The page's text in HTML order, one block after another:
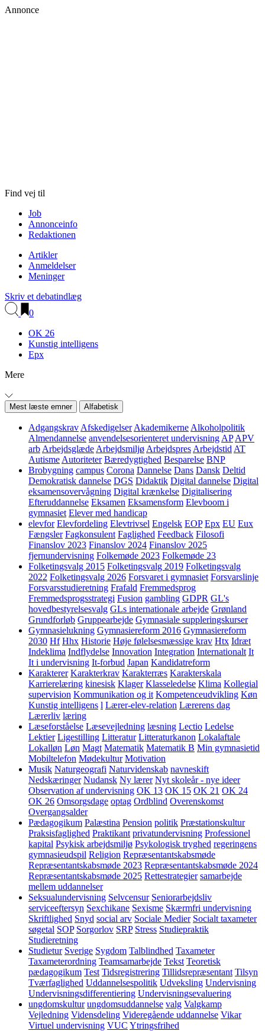
Annonce
Find vej til
Job
Annonceinfo
Redaktionen
Artikler
Anmeldelser
Meninger
Skriv et debatindlæg
0
OK 26
Kunstig intelligens
Epx
Mere
Mest læste emner Alfabetisk
Adgangskrav Afskedigelser Akademikerne Alkoholpolitik
Almendannelse anvendelsesorienteret undervisning AP APV
arb Arbejdsglæde Arbejdsmiljø Arbejdspres Arbejdstid AT
Autisme Autoriteter Bæredygtighed Besparelse BNP
Brobygning campus Corona Dannelse Dans Dansk Deltid
Demokratisk dannelse DGS Didaktik Digital dannelse Digital
eksamensovervågning Digital krænkelse Digitalisering
Efteruddannelse Eksamen Eksamensform Elevboom i
gymnasiet Elever med handicap
elevfor Elevfordeling Elevtrivsel Engelsk EOP Epx EU Eux
Fængsler Fagkonsulent Faglighed Feedback Filosofi
Finanslov 2023 Finanslov 2024 Finanslov 2025
fjernundervisning Folkemøde 2023 Folkemøde 23
Folketingsvalg 2015 Folketingsvalg 2019 Folketingsvalg
2022 Folketingsvalg 2026 Forsvaret i gymnasiet Forsvarslinje
Forsvarsstudieretning Frafald Fremmedsprog
Fremmedsprogsstrategi Fusion gambling GDPR GL's
hovedbestyrelsesvalg GLs internationale arbejde Grønland
Grundforløb Gruppearbejde Gymnasiale suppleringskurser
Gymnasielukning Gymnasiereform 2016 Gymnasiereform
2030 Hf Hhx Historie Høje følelsesmæssige krav Htx Idræt
Indeklima Indflydelse Innovation Integration Internationalt It
It i undervisning It-forbud Japan Kandidatreform
Karakterer Karakterkrav Karakterræs Karakterskala
Karrierelæring kinesisk Klager Klasseledelse Klima Kollegial
supervision Kommunikation og it Kompetenceudvikling Køn
Kunstig intelligens l Lærer-elev-relation Lærerens dag
Lærerliv læring
Læseforståelse Læsevejledning læsning Lectio Ledelse
Lektier Ligestilling Litteratur Litteraturkanon Lokalaftale
Lokalløn Løn Magt Matematik Matematik B Min gymnasietid
Mobiltelefon Mødekultur Motivation
Musik Naturgeografi Naturvidenskab navneskift
Nedskæringer Nudansk Ny lærer Nyt skoleår - nye ideer
Observation af undervisning OK 13 OK 15 OK 21 OK 24
OK 26 Omsorgsdage optag Ordblind Overenskomst
Overgangsalder
Pædagogikum Palæstina Pension politik Præstationskultur
Praksisfaglighed Praktikant privatundervisning Professionel
kapital Psykisk arbejdsmiljø Psykologisk tryghed regeringens
gymnasieudspil Religion Repræsentantskabsmøde
Repræsentantskabsmøde 2023 Repræsentantskabsmøde 2024
Repræsentantskabsmøde 2025 Rettestrategier samarbejde
mellem uddannelser
Seksualundervisning Selvcensur Seniorarbejdsliv
serviceeftersyn Sexchikane Sexisme Skærmfri undervisning
Skriftlighed Snyd social arv Sociale Medier Socialt taxameter
søgetal SOP Sorgorlov SRP Stress Studiepraktik
Studieretning
Studietur Sverige Sygdom Talblindhed Taxameter
Taxameterordning Teamsamarbejde Tekst Teoretisk
pædagogikum Test Tidsregistrering Tillidsrepræsentant Tilsyn
Tværfaglighed Uddannelsespolitik Udveksling Undervisning
Undervisningsdifferentiering Undervisningsevaluering
ungdomskultur ungdomsuddannelse valg Valgkamp
Vejledning Vidensdeling Videregående uddannelse Vikar
Virtuel undervisning VUC Ytringsfrihed